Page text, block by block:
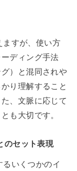
ますが、使い方
ディング手法
）と混同されや
り理解すること
、文脈に応じて
も大切です。
のセット表現
いくつかのイ